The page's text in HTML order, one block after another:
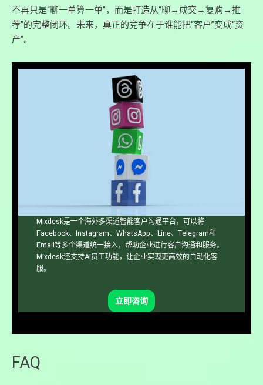
不再只是“聊一单算一单”，而是打造从“聊→成交→复购→推
荐”的完整闭环。未来，真正的竞争在于谁能把“客户”变成“资
产”。
Mixdesk是一个海外多渠道智能客户沟通平台，可以将
Facebook、Instagram、WhatsApp、Line、Telegram和
Email等多个渠道统一接入，帮助企业进行客户沟通和服务。
Mixdesk还支持AI员工功能，让企业实现更高效的自动化客
服。
立即咨询
FAQ